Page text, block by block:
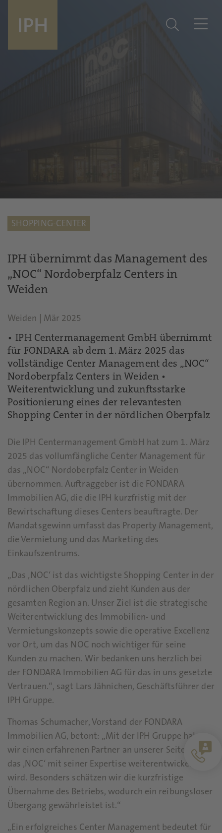
SHOPPING-CENTER
IPH übernimmt das Management des
„NOC“ Nordoberpfalz Centers in
Weiden
Weiden Mär 2025
• IPH Centermanagement GmbH übernimmt
für FONDARA ab dem 1. März 2025 das
vollständige Center Management des „NOC“
Nordoberpfalz Centers in Weiden •
Weiterentwicklung und zukunftsstarke
Positionierung eines der relevantesten
Shopping Center in der nördlichen Oberpfalz
Die IPH Centermanagement GmbH hat zum 1. März
2025 das vollumfängliche Center Management für
das „NOC“ Nordoberpfalz Center in Weiden
übernommen. Auftraggeber ist die FONDARA
Immobilien AG, die die IPH kurzfristig mit der
Bewirtschaftung dieses Centers beauftragte. Der
Mandatsgewinn umfasst das Property Management,
die Vermietung und das Marketing des
Einkaufszentrums.
„Das ‚NOC‘ ist das wichtigste Shopping Center in der
nördlichen Oberpfalz und zieht Kunden aus der
gesamten Region an. Unser Ziel ist die strategische
Weiterentwicklung des Immobilien- und
Vermietungskonzepts sowie die operative Excellenz
vor Ort, um das NOC noch wichtiger für seine
Kunden zu machen. Wir bedanken uns herzlich bei
der FONDARA Immobilien AG für das in uns gesetzte
Vertrauen.“, sagt Lars Jähnichen, Geschäftsführer der
IPH Gruppe.
Thomas Schumacher, Vorstand der FONDARA
Immobilien AG, betont: „Mit der IPH Gruppe haben
wir einen erfahrenen Partner an unserer Seite, der
das ‚NOC‘ mit seiner Expertise weiterentwickeln
wird. Besonders schätzen wir die kurzfristige
Übernahme des Betriebs, wodurch ein reibungsloser
Übergang gewährleistet ist.“
„Ein erfolgreiches Center Management bedeutet für